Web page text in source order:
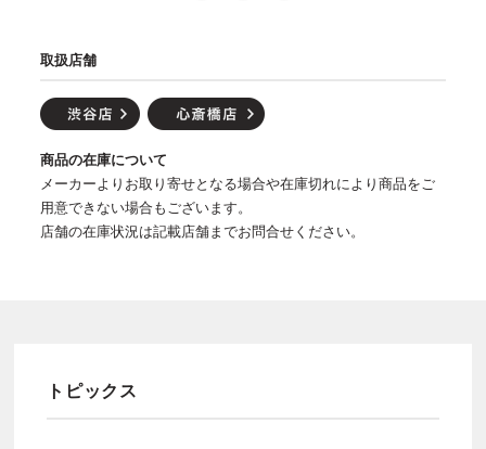
取扱店舗
商品の在庫について
メーカーよりお取り寄せとなる場合や在庫切れにより商品をご
用意できない場合もございます。
店舗の在庫状況は記載店舗までお問合せください。
トピックス